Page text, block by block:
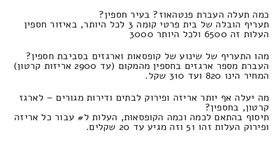
כמה תעלה העברת פנטהאוז? בעיר חספין?
תעריף הובלה של בית פרטי קומה 3 לכל היותר, באיזור חספין
העלות זה 6500 ולכל היותר 3000
מהו התעריף של שינוע של קופסאות וארגזים בסביבת חספין?
העברת מספר ארגזים בחספין מהמקום (עד 2900 אריזות קרטון)
המחיר הינו 820 ועד 310 שקל.
מה יעלה אף יותר אריזה ופירוק לבתים ודירות מגורים – לארגז
קרטון, בחספין?
תיסוף בהתאם לכמה וכמה הקופסאות, העלות ל# עבור כל אריזה
ופירוק העלות זהו 51 וזה מגיע עד 20 שקלים.